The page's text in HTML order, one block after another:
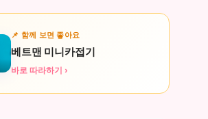
📌 함께 보면 좋아요
베트맨 미니카접기
바로 따라하기 ›